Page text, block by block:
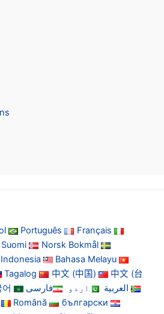
Português
Français
Suomi
Norsk Bokmål
Bahasa Melayu
Tagalog 中文 (中国)
中文 (台
어 العربية اردو
فارسی
Română
български